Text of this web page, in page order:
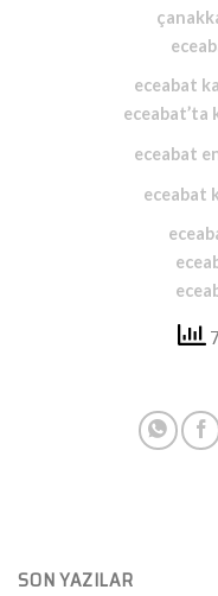
eceabat
eceabat’ta
eceabat
eceabat
SON YAZILAR